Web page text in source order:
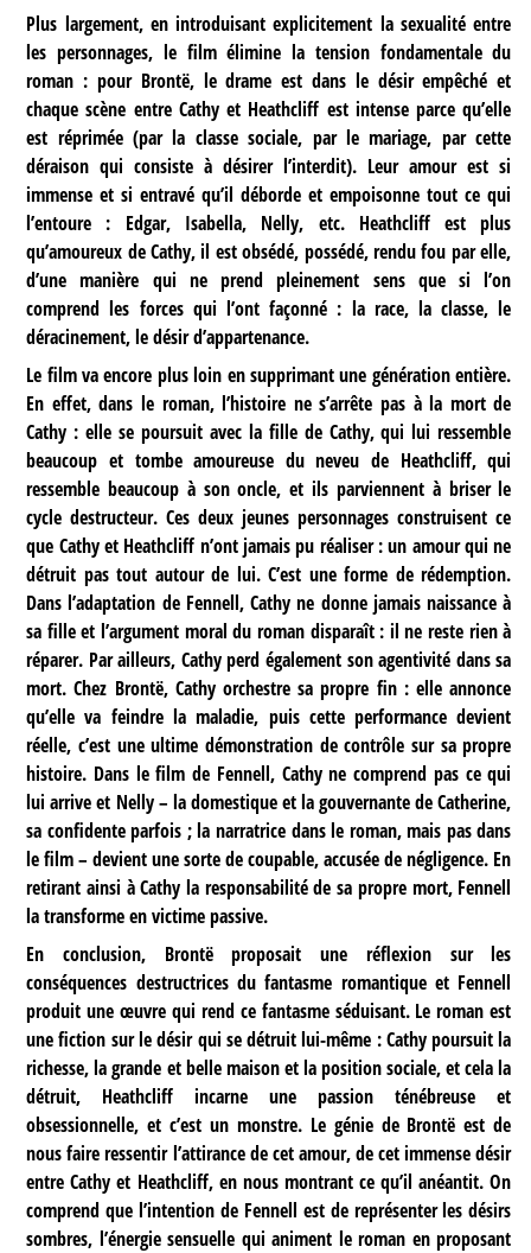
Plus largement, en introduisant explicitement la sexualité entre
les personnages, le film élimine la tension fondamentale du
roman : pour Brontë, le drame est dans le désir empêché et
chaque scène entre Cathy et Heathcliff est intense parce qu’elle
est réprimée (par la classe sociale, par le mariage, par cette
déraison qui consiste à désirer l’interdit). Leur amour est si
immense et si entravé qu’il déborde et empoisonne tout ce qui
l’entoure : Edgar, Isabella, Nelly, etc. Heathcliff est plus
qu’amoureux de Cathy, il est obsédé, possédé, rendu fou par elle,
d’une manière qui ne prend pleinement sens que si l’on
comprend les forces qui l’ont façonné : la race, la classe, le
déracinement, le désir d’appartenance.
Le film va encore plus loin en supprimant une génération entière.
En effet, dans le roman, l’histoire ne s’arrête pas à la mort de
Cathy : elle se poursuit avec la fille de Cathy, qui lui ressemble
beaucoup et tombe amoureuse du neveu de Heathcliff, qui
ressemble beaucoup à son oncle, et ils parviennent à briser le
cycle destructeur. Ces deux jeunes personnages construisent ce
que Cathy et Heathcliff n’ont jamais pu réaliser : un amour qui ne
détruit pas tout autour de lui. C’est une forme de rédemption.
Dans l’adaptation de Fennell, Cathy ne donne jamais naissance à
sa fille et l’argument moral du roman disparaît : il ne reste rien à
réparer. Par ailleurs, Cathy perd également son agentivité dans sa
mort. Chez Brontë, Cathy orchestre sa propre fin : elle annonce
qu’elle va feindre la maladie, puis cette performance devient
réelle, c’est une ultime démonstration de contrôle sur sa propre
histoire. Dans le film de Fennell, Cathy ne comprend pas ce qui
lui arrive et Nelly – la domestique et la gouvernante de Catherine,
sa confidente parfois ; la narratrice dans le roman, mais pas dans
le film – devient une sorte de coupable, accusée de négligence. En
retirant ainsi à Cathy la responsabilité de sa propre mort, Fennell
la transforme en victime passive.
En conclusion, Brontë proposait une réflexion sur les
conséquences destructrices du fantasme romantique et Fennell
produit une œuvre qui rend ce fantasme séduisant. Le roman est
une fiction sur le désir qui se détruit lui-même : Cathy poursuit la
richesse, la grande et belle maison et la position sociale, et cela la
détruit, Heathcliff incarne une passion ténébreuse et
obsessionnelle, et c’est un monstre. Le génie de Brontë est de
nous faire ressentir l’attirance de cet amour, de cet immense désir
entre Cathy et Heathcliff, en nous montrant ce qu’il anéantit. On
comprend que l’intention de Fennell est de représenter les désirs
sombres, l’énergie sensuelle qui animent le roman en proposant